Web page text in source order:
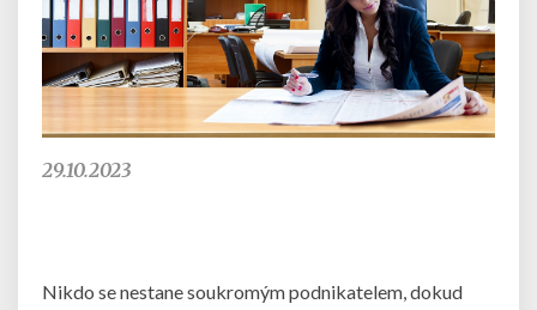
29.10.2023
Nikdo se nestane soukromým podnikatelem, dokud